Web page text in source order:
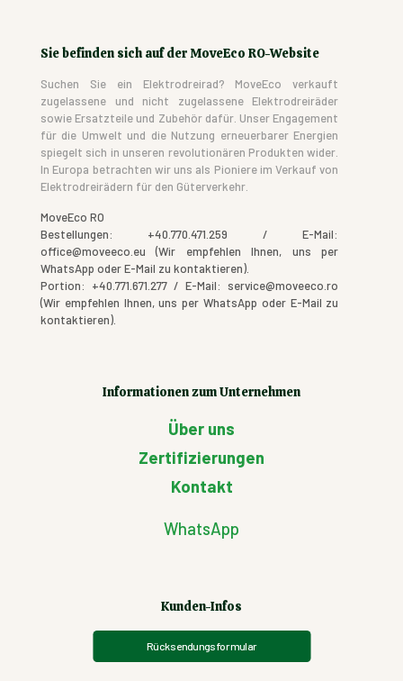
Sie befinden sich auf der MoveEco RO-Website
Suchen Sie ein Elektrodreirad? MoveEco verkauft
zugelassene und nicht zugelassene Elektrodreiräder
sowie Ersatzteile und Zubehör dafür. Unser Engagement
für die Umwelt und die Nutzung erneuerbarer Energien
spiegelt sich in unseren revolutionären Produkten wider.
In Europa betrachten wir uns als Pioniere im Verkauf von
Elektrodreirädern für den Güterverkehr.
MoveEco RO
Bestellungen: +40.770.471.259 / E-Mail:
office@moveeco.eu (Wir empfehlen Ihnen, uns per
WhatsApp oder E-Mail zu kontaktieren).
Portion: +40.771.671.277 / E-Mail: service@moveeco.ro
(Wir empfehlen Ihnen, uns per WhatsApp oder E-Mail zu
kontaktieren).
Informationen zum Unternehmen
Über uns
Zertifizierungen
Kontakt
WhatsApp
Kunden-Infos
Rücksendungsformular